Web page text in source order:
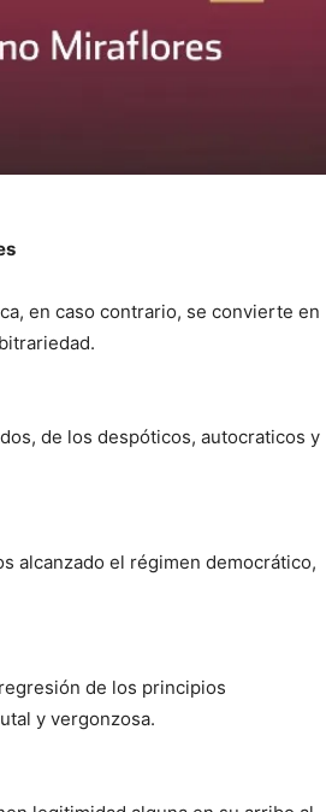
en caso contrario, se convierte en
de los despóticos, autocraticos y
alcanzado el régimen democrático,
de los principios
y vergonzosa.